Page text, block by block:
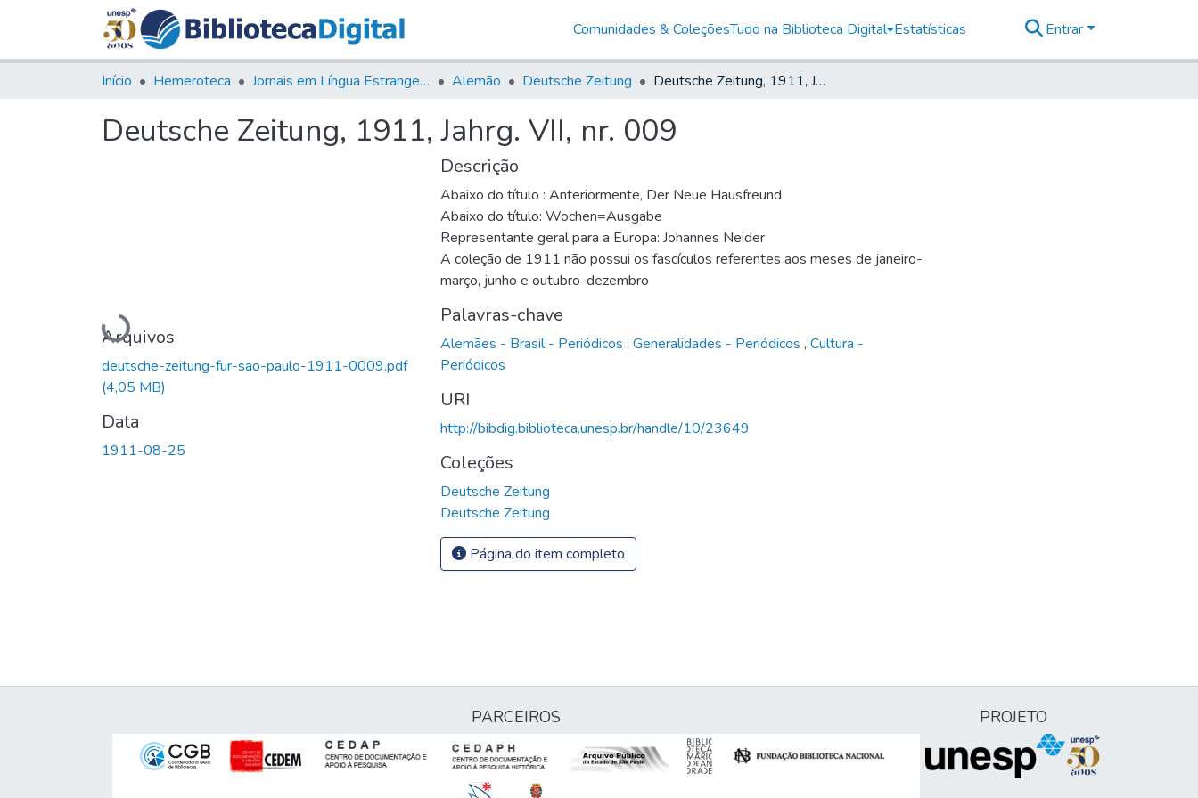
Comunidades & ColeçõesTudo na Biblioteca Digital Estatísticas Entrar
Início Hemeroteca Jornais em Língua Estrangeira Alemão Deutsche Zeitung Deutsche Zeitung, 1911, Jahrg. VII, nr. 009
Deutsche Zeitung, 1911, Jahrg. VII, nr. 009
Carregando...
Arquivos
deutsche-zeitung-fur-sao-paulo-1911-0009.pdf
(4,05 MB)
Data
1911-08-25
Descrição
Abaixo do título : Anteriormente, Der Neue Hausfreund
Abaixo do título: Wochen=Ausgabe
Representante geral para a Europa: Johannes Neider
A coleção de 1911 não possui os fascículos referentes aos meses de janeiro-
março, junho e outubro-dezembro
Palavras-chave
Alemães - Brasil - Periódicos , Generalidades - Periódicos , Cultura -
Periódicos
URI
http://bibdig.biblioteca.unesp.br/handle/10/23649
Coleções
Deutsche Zeitung
Deutsche Zeitung
Página do item completo
PARCEIROS PROJETO